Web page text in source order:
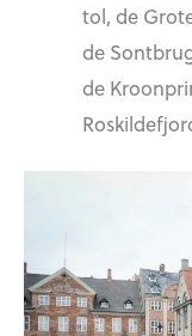
tol, de
de
de